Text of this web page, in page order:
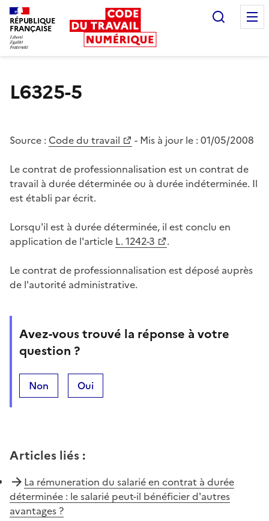
RÉPUBLIQUE
FRANÇAISE
L6325-5
Source : Code du travail - Mis à jour le : 01/05/2008
Le contrat de professionnalisation est un contrat de
travail à durée déterminée ou à durée indéterminée. Il
est établi par écrit.
Lorsqu'il est à durée déterminée, il est conclu en
application de l'article L. 1242-3
.
Le contrat de professionnalisation est déposé auprès
de l'autorité administrative.
Avez-vous trouvé la réponse à votre
question ?
Non Oui
Articles liés :
La rémuneration du salarié en contrat à durée
déterminée : le salarié peut-il bénéficier d'autres
avantages ?